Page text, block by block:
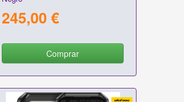
245,00 €
Comprar